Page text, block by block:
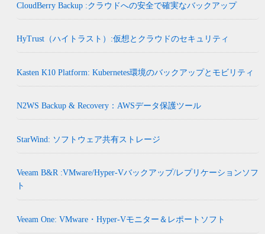
CloudBerry Backup :クラウドへの安全で確実なバックアップ
HyTrust（ハイトラスト）:仮想とクラウドのセキュリティ
Kasten K10 Platform: Kubernetes環境のバックアップとモビリティ
N2WS Backup & Recovery：AWSデータ保護ツール
StarWind: ソフトウェア共有ストレージ
Veeam B&R :VMware/Hyper-Vバックアップ/レプリケーションソフ
ト
Veeam One: VMware・Hyper-Vモニター＆レポートソフト